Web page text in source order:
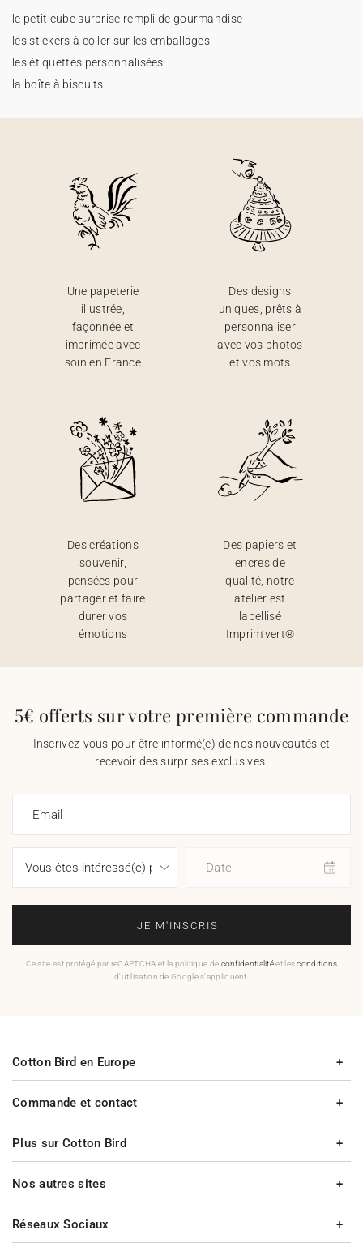
le petit cube surprise rempli de gourmandise
les stickers à coller sur les emballages
les étiquettes personnalisées
la boîte à biscuits
Une papeterie
illustrée,
façonnée et
imprimée avec
soin en France
Des designs
uniques, prêts à
personnaliser
avec vos photos
et vos mots
Des créations
souvenir,
pensées pour
partager et faire
durer vos
émotions
Des papiers et
encres de
qualité, notre
atelier est
labellisé
Imprim’vert®
5€ offerts sur votre première commande
Inscrivez-vous pour être informé(e) de nos nouveautés et
recevoir des surprises exclusives.
Email
Date
JE M'INSCRIS !
Ce site est protégé par reCAPTCHA et la politique de confidentialitéet lesconditions
d'utilisation de Google s'appliquent.
Commande et contact
Plus sur Cotton Bird
Cotton Bird en Europe
Nos autres sites
Réseaux Sociaux